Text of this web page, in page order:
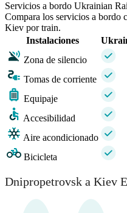
Servicios a bordo Ukrainian
Compara los servicios a bordo
Kiev por train.
Instalaciones
Zona de silencio
Tomas de corriente
Equipaje
Accesibilidad
Aire acondicionado
Bicicleta
Dnipropetrovsk a Kiev